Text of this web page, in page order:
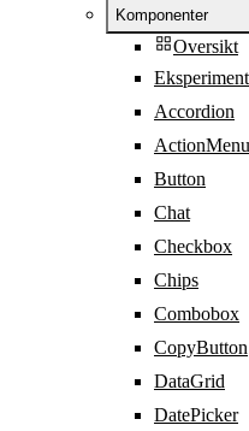
Komponenter
Oversikt
Accordion
ActionMenu
Button
Chat
Checkbox
Chips
Combobox
CopyButton
DataGrid
DatePicker